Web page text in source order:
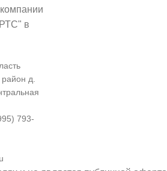
в
д.
793-